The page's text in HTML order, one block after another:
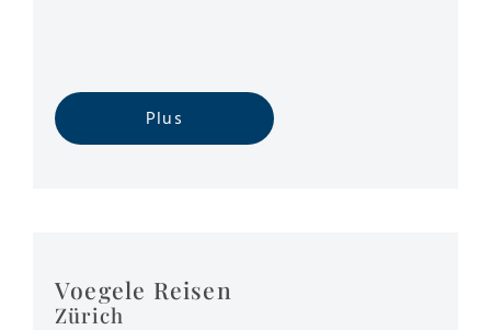
Plus
Voegele Reisen
Zürich